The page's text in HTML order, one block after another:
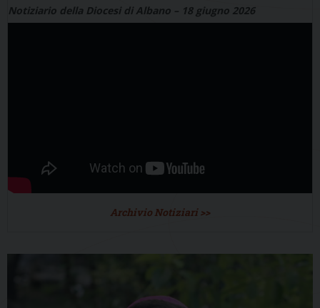
Notiziario della Diocesi di Albano – 18 giugno 2026
Archivio Notiziari >>